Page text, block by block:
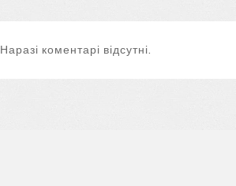
Наразі коментарі відсутні.